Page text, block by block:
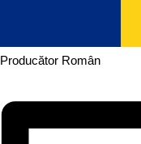
Producător Român